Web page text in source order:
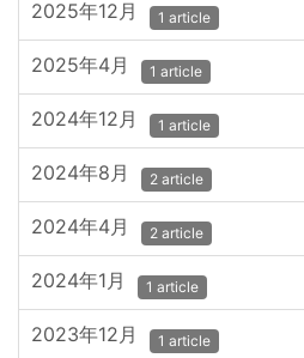
2025年12月 1 article
2025年4月 1 article
2024年12月 1 article
2024年8月 2 article
2024年4月 2 article
2024年1月 1 article
2023年12月 1 article